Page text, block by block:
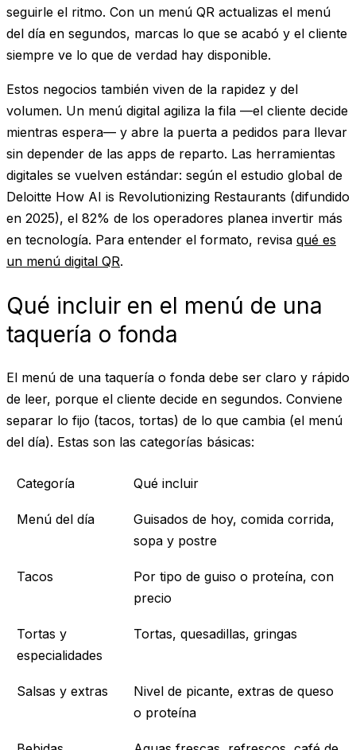
seguirle el ritmo. Con un menú QR actualizas el menú
del día en segundos, marcas lo que se acabó y el cliente
siempre ve lo que de verdad hay disponible.
Estos negocios también viven de la rapidez y del
volumen. Un menú digital agiliza la fila —el cliente decide
mientras espera— y abre la puerta a pedidos para llevar
sin depender de las apps de reparto. Las herramientas
digitales se vuelven estándar: según el estudio global de
Deloitte How AI is Revolutionizing Restaurants (difundido
en 2025), el 82% de los operadores planea invertir más
en tecnología. Para entender el formato, revisa qué es
un menú digital QR.
Qué incluir en el menú de una
taquería o fonda
El menú de una taquería o fonda debe ser claro y rápido
de leer, porque el cliente decide en segundos. Conviene
separar lo fijo (tacos, tortas) de lo que cambia (el menú
del día). Estas son las categorías básicas:
Categoría Qué incluir
Menú del día
Guisados de hoy, comida corrida,
sopa y postre
Tacos
Por tipo de guiso o proteína, con
precio
Tortas y
especialidades
Tortas, quesadillas, gringas
Salsas y extras
Nivel de picante, extras de queso
o proteína